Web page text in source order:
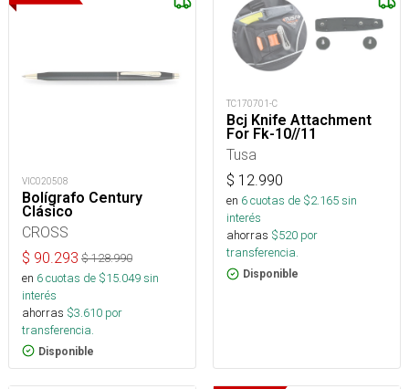
VIC020508
Bolígrafo Century
Clásico
CROSS
$ 90.293 $128.990
en 6cuotas de $15.049sin
interés
ahorras $3.610 por
transferencia.
Disponible
TC170701-C
Bcj Knife Attachment
For Fk-10//11
Tusa
$ 12.990
en 6cuotas de $2.165sin
interés
ahorras $520 por
transferencia.
Disponible